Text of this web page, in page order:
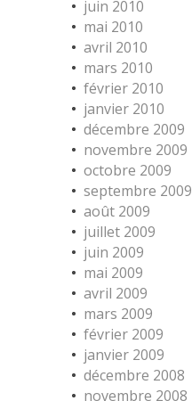
juin 2010
mai 2010
avril 2010
mars 2010
février 2010
janvier 2010
décembre 2009
novembre 2009
octobre 2009
septembre 2009
août 2009
juillet 2009
juin 2009
mai 2009
avril 2009
mars 2009
février 2009
janvier 2009
décembre 2008
novembre 2008